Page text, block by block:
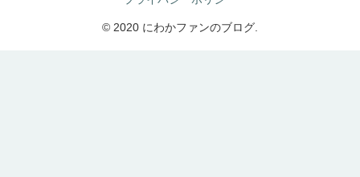
© 2020 にわかファンのブログ.